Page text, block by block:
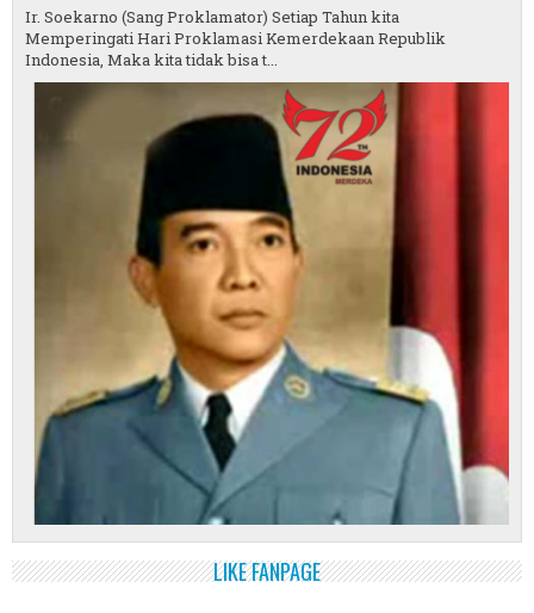
Ir. Soekarno (Sang Proklamator) Setiap Tahun kita
Memperingati Hari Proklamasi Kemerdekaan Republik
Indonesia, Maka kita tidak bisa t...
LIKE FANPAGE